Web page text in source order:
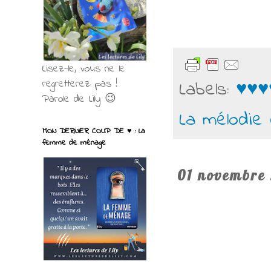
Labels:
La
01 novembre
Lisez-le, vous ne le
regretterez pas !
Parole de Lily 😉
MON DERNIER COUP DE ♥ : La
femme de ménage